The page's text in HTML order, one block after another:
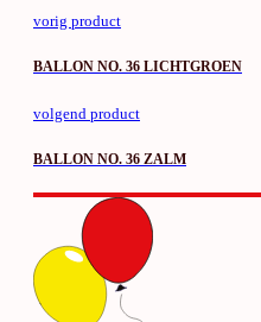
vorig product
BALLON NO. 36 LICHTGROEN
volgend product
BALLON NO. 36 ZALM